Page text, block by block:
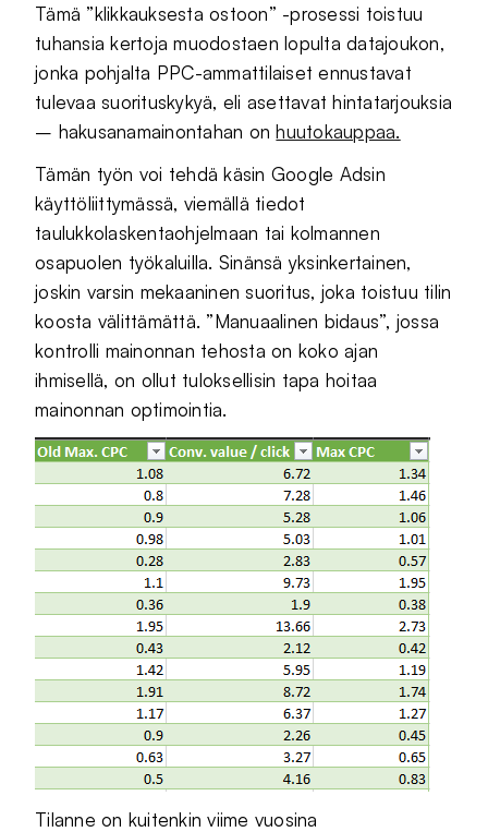
Tämä ”klikkauksesta ostoon” -prosessi toistuu
tuhansia kertoja muodostaen lopulta datajoukon,
jonka pohjalta PPC-ammattilaiset ennustavat
tulevaa suorituskykyä, eli asettavat hintatarjouksia
– hakusanamainontahan onhuutokauppaa.
Tämän työn voi tehdä käsin Google Adsin
käyttöliittymässä, viemällä tiedot
taulukkolaskentaohjelmaan tai kolmannen
osapuolen työkaluilla. Sinänsä yksinkertainen,
joskin varsin mekaaninen suoritus, joka toistuu tilin
koosta välittämättä. ”Manuaalinen bidaus”, jossa
kontrolli mainonnan tehosta on koko ajan
ihmisellä, on ollut tuloksellisin tapa hoitaa
mainonnan optimointia.
Tilanne on kuitenkin viime vuosina